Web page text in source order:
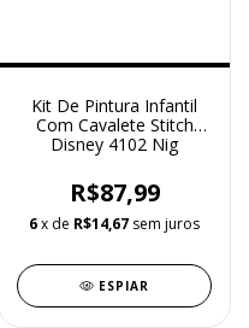
Kit De Pintura Infantil
Com Cavalete Stitch
Disney 4102 Nig
R$87,99
6x de R$14,67 sem juros
ESPIAR